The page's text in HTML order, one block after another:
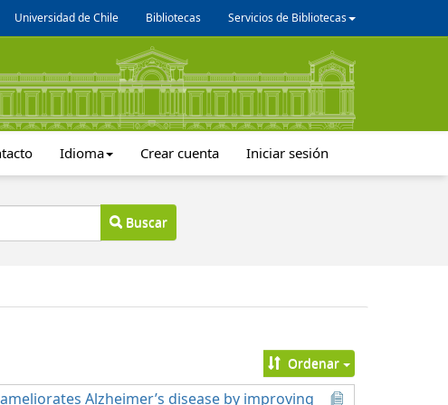
Universidad de Chile Bibliotecas Servicios de Bibliotecas
Idioma Crear cuenta Iniciar sesión
Buscar
Ordenar
Alzheimer’s disease by improving